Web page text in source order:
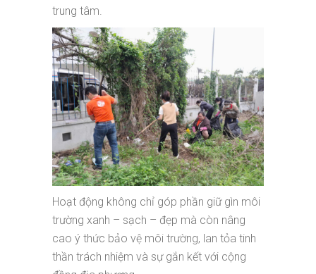
trung tâm.
Hoạt động không chỉ góp phần giữ gìn môi
trường xanh – sạch – đẹp mà còn nâng
cao ý thức bảo vệ môi trường, lan tỏa tinh
thần trách nhiệm và sự gắn kết với cộng